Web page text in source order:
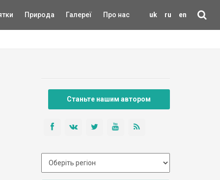
uk ru en
Природа Галереї Про нас
Станьте нашим автором